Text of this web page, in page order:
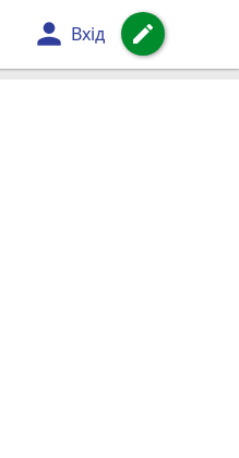
person Вхід create